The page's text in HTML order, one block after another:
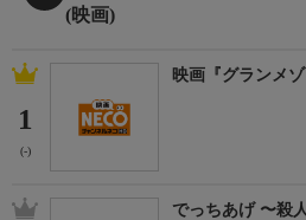
(映画)
1
(-)
映画『グランメゾ
でっちあげ 〜殺